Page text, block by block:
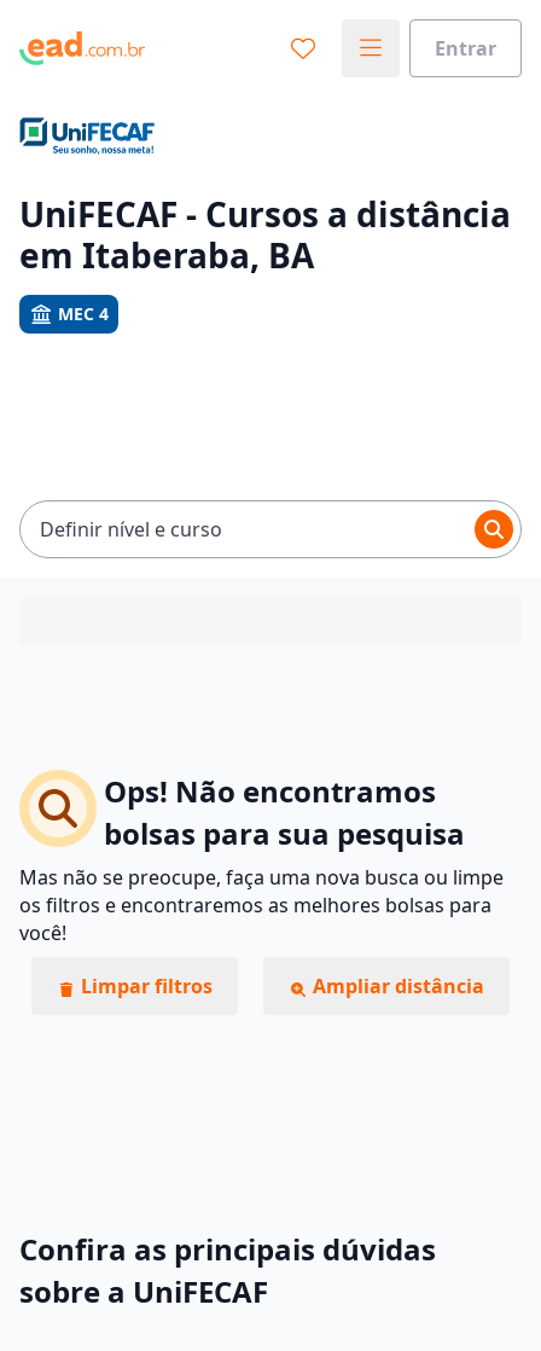
Entrar
Vamos te guiar no caminho ideal para seus estudos
Sim, já sei
UniFECAF - Cursos a distância
em Itaberaba, BA
MEC 4
Definir nível e curso
Ops! Não encontramos
bolsas para sua pesquisa
Mas não se preocupe, faça uma nova busca ou limpe
os filtros e encontraremos as melhores bolsas para
você!
Limpar filtros
Ampliar distância
Confira as principais dúvidas
sobre a UniFECAF